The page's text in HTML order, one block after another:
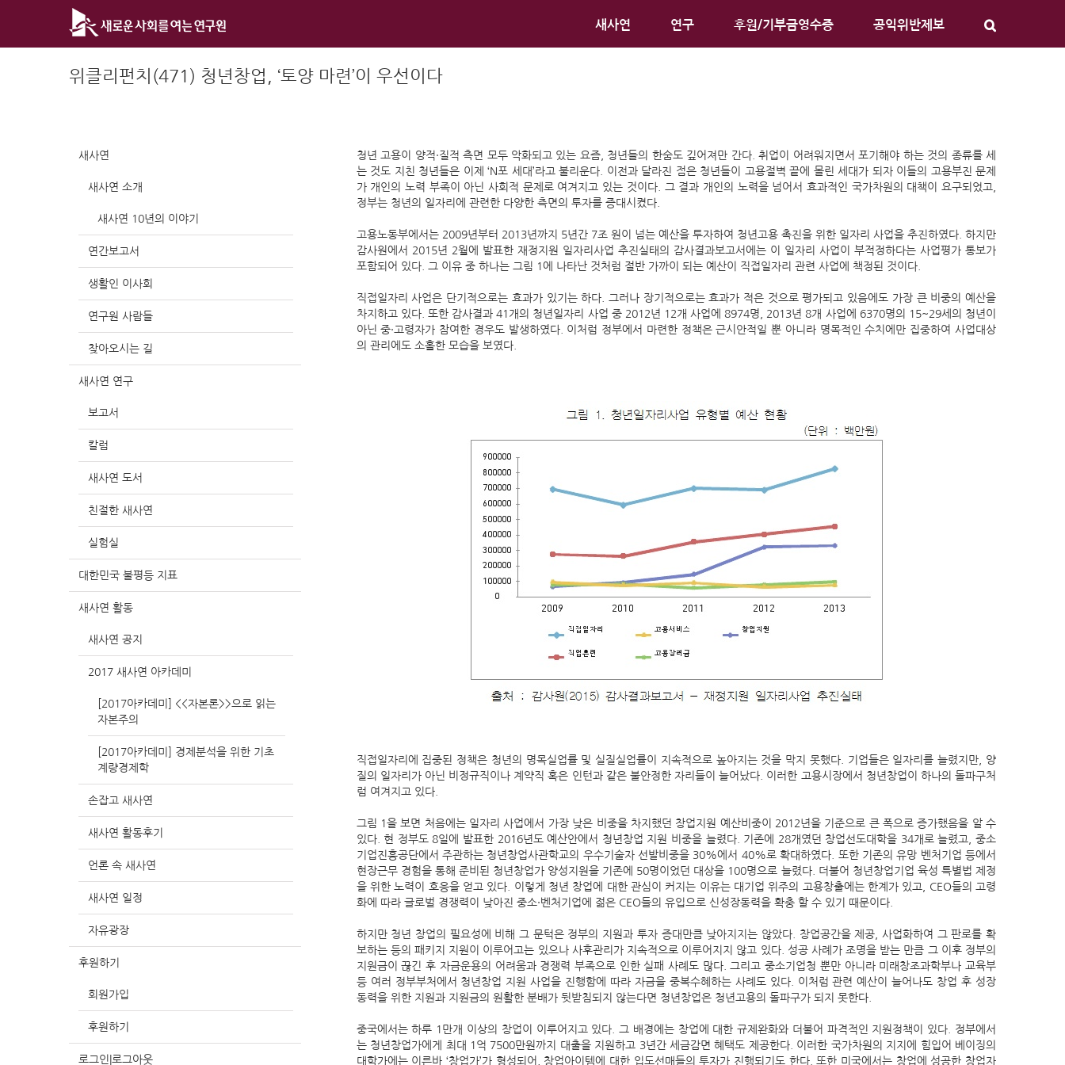
새사연 연구 후원/기부금영수증 공익위반제보
위클리펀치(471) 청년창업, ‘토양 마련’이 우선이다
청년 고용이 양적·질적 측면 모두 악화되고 있는 요즘, 청년들의 한숨도 깊어져만 간다. 취업이 어려워지면서 포기해야 하는 것의 종류를 세
는 것도 지친 청년들은 이제 ‘N포 세대’라고 불리운다. 이전과 달라진 점은 청년들이 고용절벽 끝에 몰린 세대가 되자 이들의 고용부진 문제
가 개인의 노력 부족이 아닌 사회적 문제로 여겨지고 있는 것이다. 그 결과 개인의 노력을 넘어서 효과적인 국가차원의 대책이 요구되었고,
정부는 청년의 일자리에 관련한 다양한 측면의 투자를 증대시켰다.
고용노동부에서는 2009년부터 2013년까지 5년간 7조 원이 넘는 예산을 투자하여 청년고용 촉진을 위한 일자리 사업을 추진하였다. 하지만
감사원에서 2015년 2월에 발표한 재정지원 일자리사업 추진실태의 감사결과보고서에는 이 일자리 사업이 부적정하다는 사업평가 통보가
포함되어 있다. 그 이유 중 하나는 그림 1에 나타난 것처럼 절반 가까이 되는 예산이 직접일자리 관련 사업에 책정된 것이다.
직접일자리 사업은 단기적으로는 효과가 있기는 하다. 그러나 장기적으로는 효과가 적은 것으로 평가되고 있음에도 가장 큰 비중의 예산을
차지하고 있다. 또한 감사결과 41개의 청년일자리 사업 중 2012년 12개 사업에 8974명, 2013년 8개 사업에 6370명의 15~29세의 청년이
아닌 중·고령자가 참여한 경우도 발생하였다. 이처럼 정부에서 마련한 정책은 근시안적일 뿐 아니라 명목적인 수치에만 집중하여 사업대상
의 관리에도 소홀한 모습을 보였다.
직접일자리에 집중된 정책은 청년의 명목실업률 및 실질실업률이 지속적으로 높아지는 것을 막지 못했다. 기업들은 일자리를 늘렸지만, 양
질의 일자리가 아닌 비정규직이나 계약직 혹은 인턴과 같은 불안정한 자리들이 늘어났다. 이러한 고용시장에서 청년창업이 하나의 돌파구처
럼 여겨지고 있다.
그림 1을 보면 처음에는 일자리 사업에서 가장 낮은 비중을 차지했던 창업지원 예산비중이 2012년을 기준으로 큰 폭으로 증가했음을 알 수
있다. 현 정부도 8일에 발표한 2016년도 예산안에서 청년창업 지원 비중을 늘렸다. 기존에 28개였던 창업선도대학을 34개로 늘렸고, 중소
기업진흥공단에서 주관하는 청년창업사관학교의 우수기술자 선발비중을 30%에서 40%로 확대하였다. 또한 기존의 유망 벤처기업 등에서
현장근무 경험을 통해 준비된 청년창업가 양성지원을 기존에 50명이었던 대상을 100명으로 늘렸다. 더불어 청년창업기업 육성 특별법 제정
을 위한 노력이 호응을 얻고 있다. 이렇게 청년 창업에 대한 관심이 커지는 이유는 대기업 위주의 고용창출에는 한계가 있고, CEO들의 고령
화에 따라 글로벌 경쟁력이 낮아진 중소·벤처기업에 젊은 CEO들의 유입으로 신성장동력을 확충 할 수 있기 때문이다.
하지만 청년 창업의 필요성에 비해 그 문턱은 정부의 지원과 투자 증대만큼 낮아지지는 않았다. 창업공간을 제공, 사업화하여 그 판로를 확
보하는 등의 패키지 지원이 이루어고는 있으나 사후관리가 지속적으로 이루어지지 않고 있다. 성공 사례가 조명을 받는 만큼 그 이후 정부의
지원금이 끊긴 후 자금운용의 어려움과 경쟁력 부족으로 인한 실패 사례도 많다. 그리고 중소기업청 뿐만 아니라 미래창조과학부나 교육부
등 여러 정부부처에서 청년창업 지원 사업을 진행함에 따라 자금을 중복수혜하는 사례도 있다. 이처럼 관련 예산이 늘어나도 창업 후 성장
동력을 위한 지원과 지원금의 원활한 분배가 뒷받침되지 않는다면 청년창업은 청년고용의 돌파구가 되지 못한다.
중국에서는 하루 1만개 이상의 창업이 이루어지고 있다. 그 배경에는 창업에 대한 규제완화와 더불어 파격적인 지원정책이 있다. 정부에서
는 청년창업가에게 최대 1억 7500만원까지 대출을 지원하고 3년간 세금감면 혜택도 제공한다. 이러한 국가차원의 지지에 힘입어 베이징의
대학가에는 이른바 ‘창업가’가 형성되어, 창업아이템에 대한 입도선매들의 투자가 진행되기도 한다. 또한 미국에서는 창업에 성공한 창업자
새사연
새사연 소개
새사연 10년의 이야기
연간보고서
생활인 이사회
연구원 사람들
찾아오시는 길
새사연 연구
보고서
칼럼
새사연 도서
친절한 새사연
실험실
대한민국 불평등 지표
새사연 활동
새사연 공지
2017 새사연 아카데미
[2017아카데미] <<자본론>>으로 읽는
자본주의
[2017아카데미] 경제분석을 위한 기초
계량경제학
손잡고 새사연
새사연 활동후기
언론 속 새사연
새사연 일정
자유광장
후원하기
회원가입
후원하기
로그인|로그아웃